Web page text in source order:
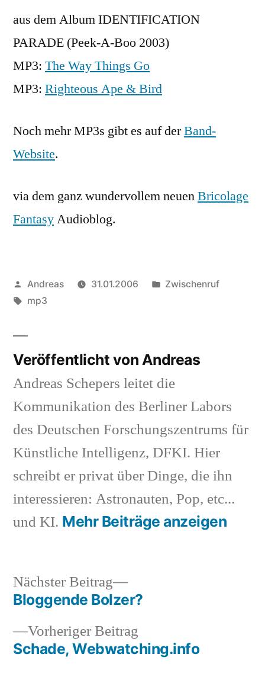
aus dem Album IDENTIFICATION
PARADE (Peek-A-Boo 2003)
MP3: The Way Things Go
MP3: Righteous Ape & Bird
Noch mehr MP3s gibt es auf derBand-
Website.
via dem ganz wundervollem neuenBricolage
FantasyAudioblog.
Veröffentlicht
von
Andreas 31.01.2006
Veröffentlicht
Zwischenruf
Schlagwörter:
mp3
Veröffentlicht von Andreas
Andreas Schepers leitet die
Kommunikation des Berliner Labors
des Deutschen Forschungszentrums für
Künstliche Intelligenz, DFKI. Hier
schreibt er privat über Dinge, die ihn
interessieren: Astronauten, Pop, etc...
und KI. Mehr Beiträge anzeigen
Beitragsnavigation
Vorheriger Beitrag
Beitrag:
Schade, Webwatching.info
Nächster Beitrag
Nächster
Beitrag:
Bloggende Bolzer?